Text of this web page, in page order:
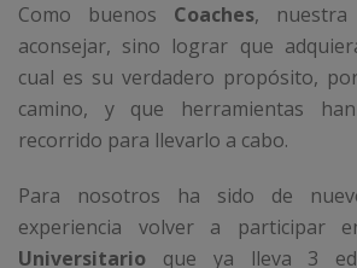
Como buenos Coaches,
aconsejar, sino lograr que
cual es su verdadero propósito,
camino, y que herramientas
recorrido para llevarlo a cabo.
Para nosotros ha sido de
experiencia volver a participar
Universitario que ya lleva 3